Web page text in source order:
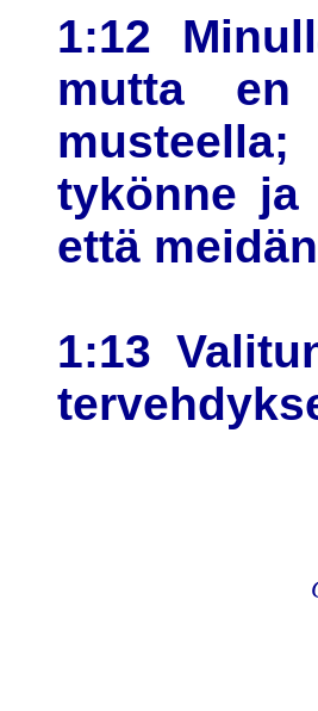
1:12
mutta
tykönne ja
että
1:13